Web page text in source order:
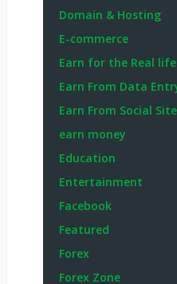
Digital Marketing
Domain & Hosting
E-commerce
Earn for the Real life
Earn From Data Entry
Earn From Social Site
earn money
Education
Entertainment
Facebook
Featured
Forex